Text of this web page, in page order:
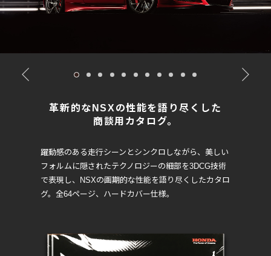
革新的なNSXの性能を語り尽くした
商談用カタログ。
躍動感のある走行シーンとシンクロしながら、美しい
フォルムに隠されたテクノロジーの細部を3DCG技術
で表現し、
NSXの画期的な性能を語り尽くしたカタロ
グ。全64ページ、ハードカバー仕様。